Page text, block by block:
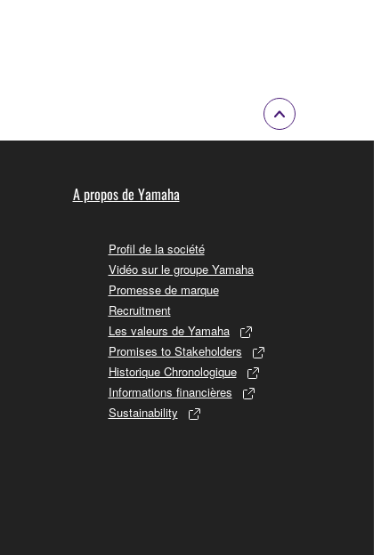
A propos de Yamaha
Profil de la société
Vidéo sur le groupe Yamaha
Promesse de marque
Recruitment
Les valeurs de Yamaha
Promises to Stakeholders
Historique Chronologique
Informations financières
Sustainability